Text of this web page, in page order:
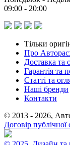
09:00 - 20:00
Тільки
Про
Доставка та
Гарантія та
Статті та
Наші бренди
Контакти
© 2013 - 2026,
Договір публічної